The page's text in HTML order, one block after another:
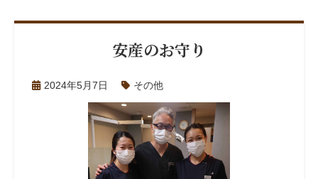
安産のお守り
2024年5月7日 その他